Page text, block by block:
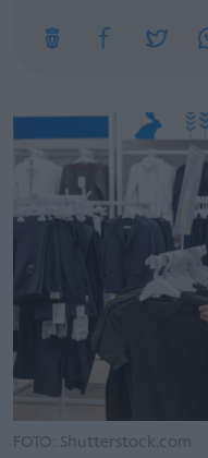
FOTO: Shutterstock.com